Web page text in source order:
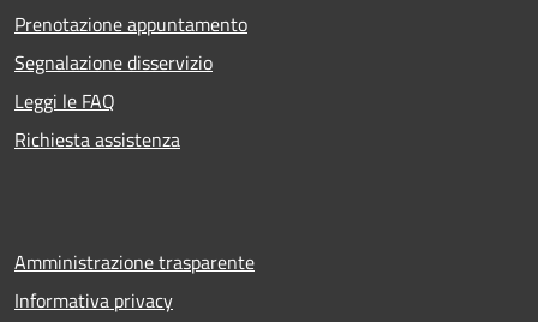
Prenotazione appuntamento
Segnalazione disservizio
Leggi le FAQ
Richiesta assistenza
Amministrazione trasparente
Informativa privacy